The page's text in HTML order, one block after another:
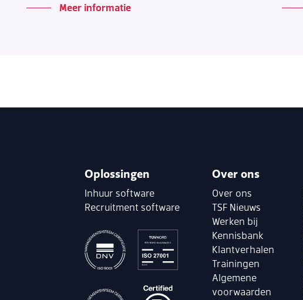
Meer informatie
Oplossingen
Inhuur software
Recruitment software
Over ons
Over ons
TSF Nieuws
Werken bij
Kennisbank
Klantverhalen
Trainingen
Algemene
voorwaarden